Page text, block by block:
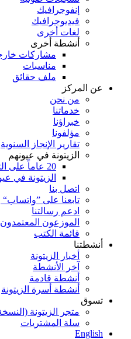
إنفوجرافيك
فيديوجرافيك
لغات أخرى
أنشطة أخرى
مشاركات
مناسبات
ملف حقائق
عن المركز
من نحن
خدماتنا
خبراؤنا
مؤلفونا
تقارير الإنجاز السنوية
الزيتونة في عيونهم
20 عاماً على التأسيس … الزيتونة في عيونهم (2024)
الزيتونة في
اتصل بنا
تابعنا على ”واتساب“
ادعم رسالتنا
الموزعون المعتمدون
قائمة الكتب
أنشطتنا
أخبار الزيتونة
آخر الأنشطة
أنشطة قادمة
أنشطة أسرة الزيتونة
تسوق
متجر الزيتونة
سلة المشتريات
English